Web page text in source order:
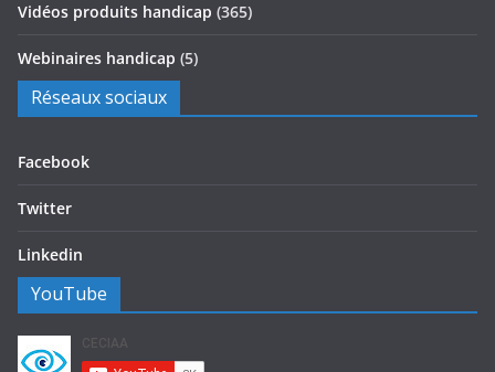
Vidéos produits handicap (365)
Webinaires handicap (5)
Réseaux sociaux
Facebook
Twitter
Linkedin
YouTube